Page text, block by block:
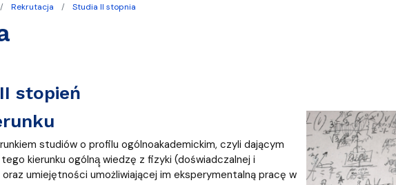
Wydziału
Causa
Dofinansowanie aktywności studenckiej WMFiI
obrony, nagrody
Rekrutacja Studia II stopnia
stopień
studiów o profilu ogólnoakademickim, czyli dającym
kierunku ogólną̨ wiedzę z fizyki (doświadczalnej i
umiejętności umożliwiającej im eksperymentalną pracę w